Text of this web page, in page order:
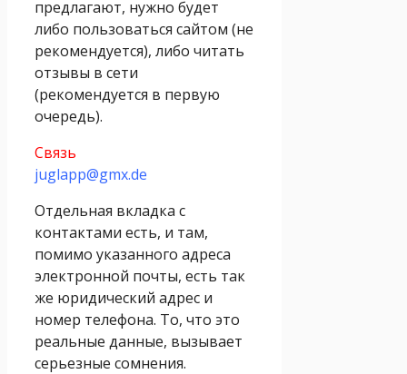
предлагают, нужно будет
либо пользоваться сайтом (не
рекомендуется), либо читать
отзывы в сети
(рекомендуется в первую
очередь).
Связь
juglapp@gmx.de
Отдельная вкладка с
контактами есть, и там,
помимо указанного адреса
электронной почты, есть так
же юридический адрес и
номер телефона. То, что это
реальные данные, вызывает
серьезные сомнения.